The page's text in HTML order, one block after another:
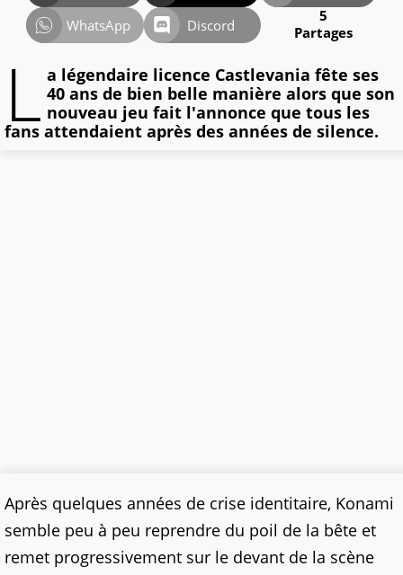
WhatsApp
Discord
5
Partages
L a légendaire licence Castlevania fête ses
40 ans de bien belle manière alors que son
nouveau jeu fait l'annonce que tous les
fans attendaient après des années de silence.
Après quelques années de crise identitaire, Konami
semble peu à peu reprendre du poil de la bête et
remet progressivement sur le devant de la scène